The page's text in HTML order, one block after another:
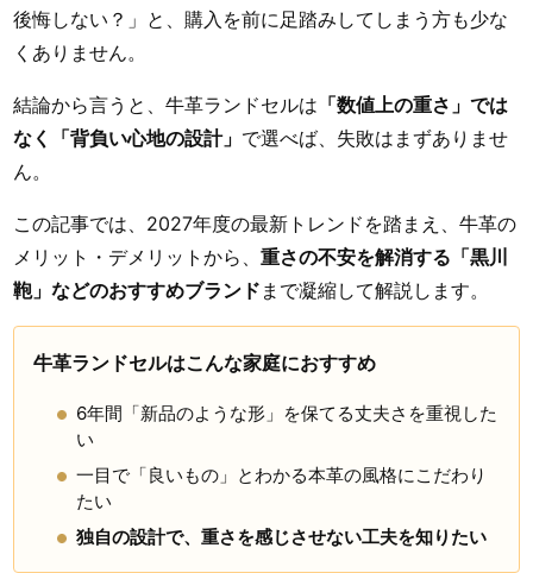
後悔しない？」と、購入を前に足踏みしてしまう方も少な
くありません。
結論から言うと、牛革ランドセルは 「数値上の重さ」では
なく「背負い心地の設計」 で選べば、失敗はまずありませ
ん。
この記事では、2027年度の最新トレンドを踏まえ、牛革の
メリット・デメリットから、 重さの不安を解消する「黒川
鞄」などのおすすめブランド まで凝縮して解説します。
牛革ランドセルはこんな家庭におすすめ
6年間「新品のような形」を保てる丈夫さを重視した
い
一目で「良いもの」とわかる本革の風格にこだわり
たい
独自の設計で、重さを感じさせない工夫を知りたい